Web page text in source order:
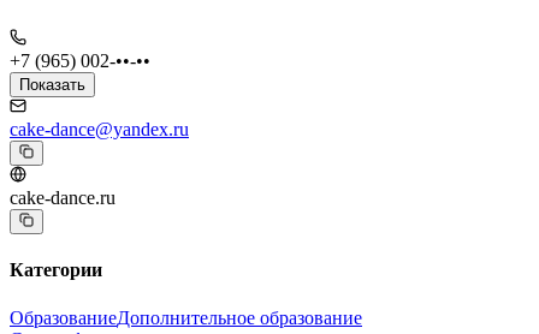
+7 (965) 002-••-••
Показать
cake-dance@yandex.ru
cake-dance.ru
Категории
ОбразованиеДополнительное образование